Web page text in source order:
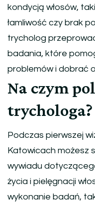
kondycją włosów,
łamliwość czy brak
trycholog
badania, które
problemów i dobrać
Na czym
trychologa?
Podczas pierwszej
Katowicach możesz
wywiadu
życia i pielęgnacji
wykonanie badań,